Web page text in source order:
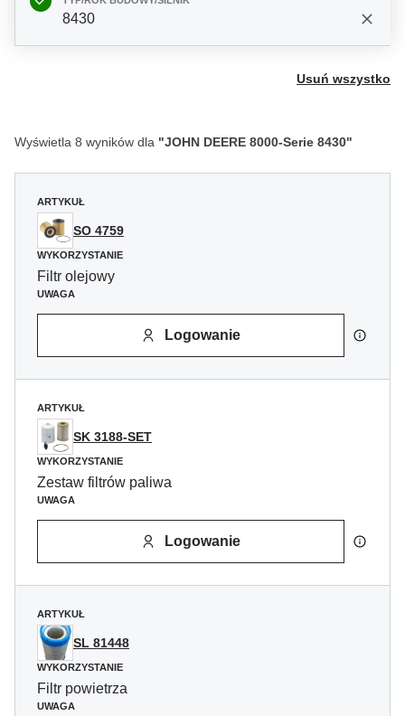
8430
Usuń wszystko
Wyświetla 8 wyników dla "JOHN DEERE 8000-Serie 8430"
ARTYKUŁ
SO 4759
WYKORZYSTANIE
Filtr olejowy
UWAGA
Logowanie
ARTYKUŁ
SK 3188-SET
WYKORZYSTANIE
Zestaw filtrów paliwa
UWAGA
Logowanie
ARTYKUŁ
SL 81448
WYKORZYSTANIE
Filtr powietrza
UWAGA